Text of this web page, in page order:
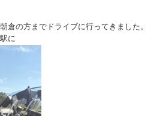
倉の方までドライブに行ってきました。
に